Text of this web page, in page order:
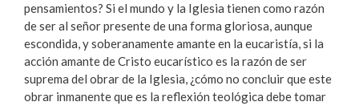
pensamientos? Si el mundo y la Iglesia tienen como razón
de ser al señor presente de una forma gloriosa, aunque
escondida, y soberanamente amante en la eucaristía, si la
acción amante de Cristo eucarístico es la razón de ser
suprema del obrar de la Iglesia, ¿cómo no concluir que este
obrar inmanente que es la reflexión teológica debe tomar